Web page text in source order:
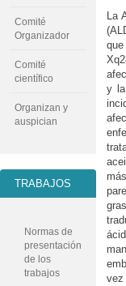
La
y la
vez
Comité
Organizador
Comité
científico
Organizan y
auspician
TRABAJOS
Normas de
presentación
de los
trabajos